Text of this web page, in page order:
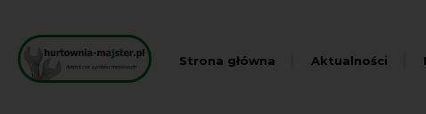
Strona główna Aktualności